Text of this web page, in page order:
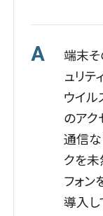
A
端末
ュリテ
ウイル
のアク
通信な
クを未
フォン
導入し